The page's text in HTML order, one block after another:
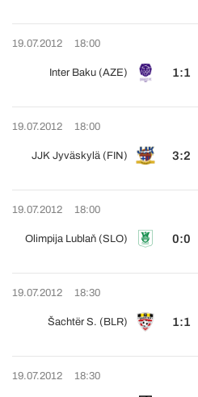
19.07.2012 18:00
Inter Baku (AZE) 1:1
19.07.2012 18:00
JJK Jyväskylä (FIN) 3:2
19.07.2012 18:00
Olimpija Lublaň (SLO) 0:0
19.07.2012 18:30
Šachtër S. (BLR) 1:1
19.07.2012 18:30